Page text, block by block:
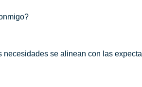
se alinean con las